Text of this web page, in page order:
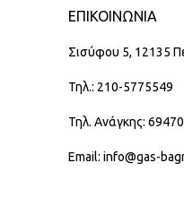
ΕΠΙΚΟΙΝΩΝΊΑ
Σισύφου 5, 12135
Τηλ.: 210-5775549
Τηλ. Ανάγκης:
Email: info@gas-